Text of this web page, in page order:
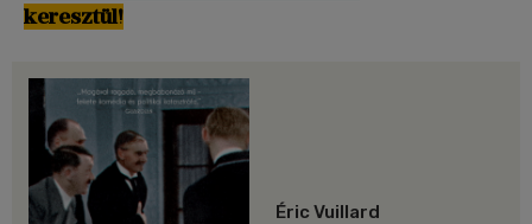
keresztül!
Éric Vuillard